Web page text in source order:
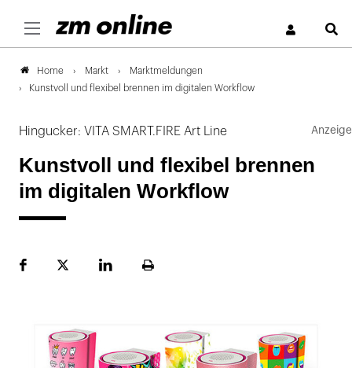
Home Markt
Marktmeldungen
Kunstvoll und flexibel brennen im digitalen Workflow
Hingucker: VITA SMART.FIRE Art Line
Kunstvoll und flexibel brennen
im digitalen Workflow
FacebookPlattformLinekdInSeite